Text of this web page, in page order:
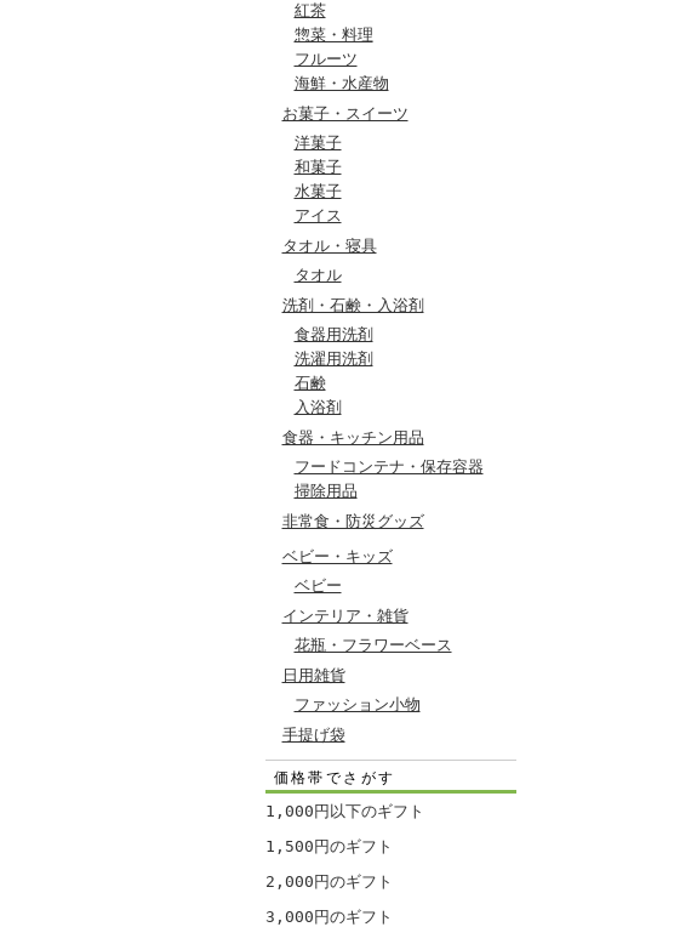
紅茶
惣菜・料理
フルーツ
海鮮・水産物
お菓子・スイーツ
洋菓子
和菓子
水菓子
アイス
タオル・寝具
タオル
洗剤・石鹸・入浴剤
食器用洗剤
洗濯用洗剤
石鹸
入浴剤
食器・キッチン用品
フードコンテナ・保存容器
掃除用品
非常食・防災グッズ
ベビー・キッズ
ベビー
インテリア・雑貨
花瓶・フラワーベース
日用雑貨
ファッション小物
手提げ袋
価格帯でさがす
1,000円以下のギフト
1,500円のギフト
2,000円のギフト
3,000円のギフト